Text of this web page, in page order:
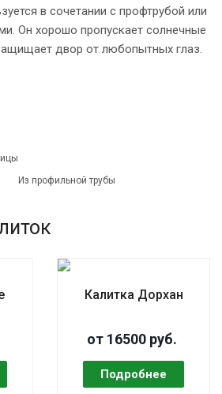
в сочетании с профтрубой или
Он хорошо пропускает солнечные
двор от любопытных глаз.
Из профильной трубы
Калитка Дорхан
от 16500 руб.